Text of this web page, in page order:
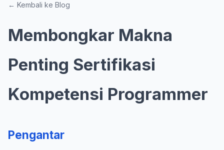
← Kembali ke Blog
Membongkar Makna
Penting Sertifikasi
Kompetensi Programmer
Pengantar